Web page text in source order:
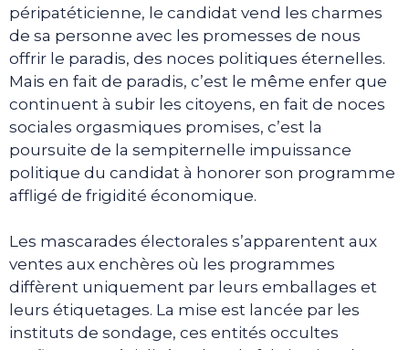
péripatéticienne, le candidat vend les charmes
de sa personne avec les promesses de nous
offrir le paradis, des noces politiques éternelles.
Mais en fait de paradis, c’est le même enfer que
continuent à subir les citoyens, en fait de noces
sociales orgasmiques promises, c’est la
poursuite de la sempiternelle impuissance
politique du candidat à honorer son programme
affligé de frigidité économique.
Les mascarades électorales s’apparentent aux
ventes aux enchères où les programmes
diffèrent uniquement par leurs emballages et
leurs étiquetages. La mise est lancée par les
instituts de sondage, ces entités occultes